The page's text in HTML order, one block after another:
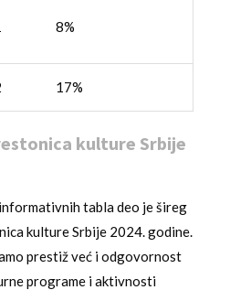
8%
17%
kulture Srbije
tabla deo je šireg
kulture Srbije 2024. godine.
prestiž već i odgovornost
programe i aktivnosti